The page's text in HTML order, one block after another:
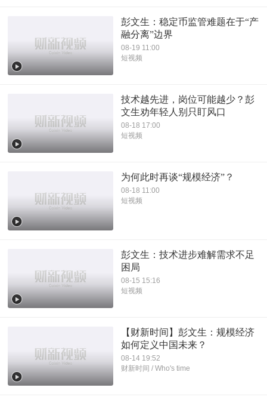
彭文生：稳定币监管难题在于“产
融分离”边界
08-19 11:00
短视频
技术越先进，岗位可能越少？彭
文生劝年轻人别只盯风口
08-18 17:00
短视频
为何此时再谈“规模经济”？
08-18 11:00
短视频
彭文生：技术进步难解需求不足
困局
08-15 15:16
短视频
【财新时间】彭文生：规模经济
如何定义中国未来？
08-14 19:52
财新时间 / Who's time